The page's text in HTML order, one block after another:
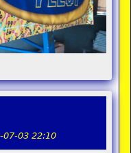
07-03 22:10